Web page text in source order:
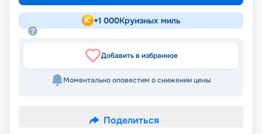
+1 000Круизных миль
Добавить в избранное
Моментально оповестим о снижении цены
Поделиться